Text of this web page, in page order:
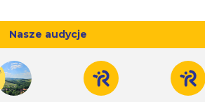
Nasze audycje